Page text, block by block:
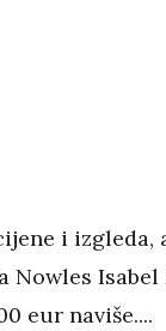
i izgleda,
Nowles
eur naviše....